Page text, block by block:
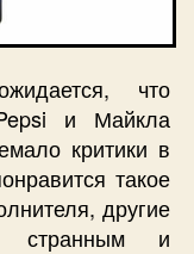
что
и Майкла
критики в
такое
другие
странным и